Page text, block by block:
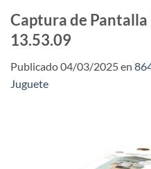
Captura de
13.53.09
Publicado04/03/2025en
Juguete